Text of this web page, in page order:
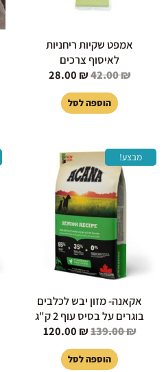
אמפט שקיות ריחניות
לאיסוף צרכים
42.00₪
28.00 ₪
הוספה לסל
מבצע!
אקאנה- מזון יבש לכלבים
בוגרים על בסיס עוף 2 ק"ג
139.00₪
המחיר
המקורי
היה:
139.00 ₪.
120.00 ₪
הוספה לסל